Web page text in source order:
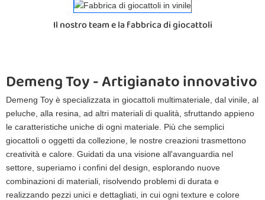
Il nostro team e la fabbrica di giocattoli
Demeng Toy - Artigianato
Demeng Toy è specializzata in giocattoli multimateriale, dal vinile, al
peluche, alla resina, ad altri materiali di qualità, sfruttando appieno
le caratteristiche uniche di ogni materiale. Più che semplici
giocattoli o oggetti da collezione, le nostre creazioni trasmettono
creatività e calore. Guidati da una visione all'avanguardia nel
settore, superiamo i confini del design, esplorando nuove
combinazioni di materiali, risolvendo problemi di durata e
realizzando pezzi unici e dettagliati, in cui ogni texture e colore